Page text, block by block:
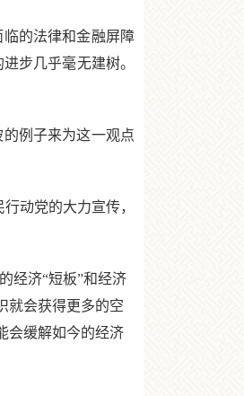
的法律和金融屏障
步几乎毫无建树。
例子来为这一观点
动党的大力宣传，
经济“短板”和经济
就会获得更多的空
会缓解如今的经济